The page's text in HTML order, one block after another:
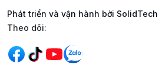
Phát triển và vận hành bởi SolidTech
Mạng xã hội
Theo dõi: